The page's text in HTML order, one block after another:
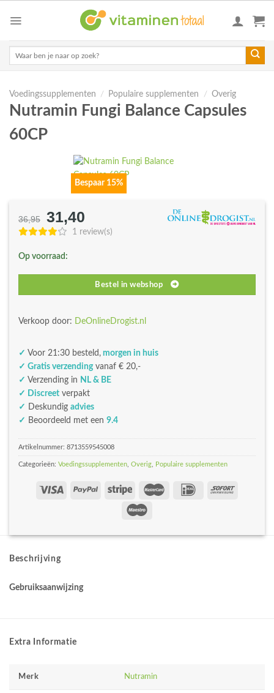
Voedingssupplementen / Populaire supplementen / Overig
Nutramin Fungi Balance Capsules
60CP
Bespaar 15%
36,95
Oorspronkelijke
prijs
€36,95.
31,40
prijs
1 review(s)
Op voorraad:
Bestel in webshop
Verkoop door: DeOnlineDrogist.nl
✓ Voor 21:30 besteld, morgen in huis
✓ Gratis verzendingvanaf € 20,-
✓ Verzending in NL & BE
✓ Discreet verpakt
✓
Deskundig advies
✓ Beoordeeld met een 9.4
Artikelnummer: 8713559545008
Categorieën: Voedingssupplementen Overig Populaire supplementen
Beschrijving
Gebruiksaanwijzing
Extra Informatie
Merk Nutramin